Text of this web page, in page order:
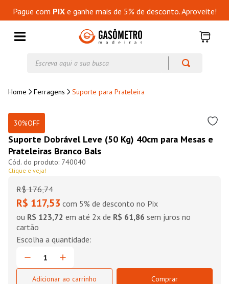
Pague com PIXe ganhe mais de 5% de desconto. Aproveite!
Ferragens Suporte para Prateleira
30%OFF
Suporte Dobrável Leve (50 Kg) 40cm para Mesas e
Prateleiras Branco Bals
740040
Clique e veja!
R$ 176,74
R$ 117,53 com 5% de desconto no Pix
ou R$ 123,72 em até 2x de R$ 61,86 sem juros no
cartão
Adicionar ao carrinho Comprar